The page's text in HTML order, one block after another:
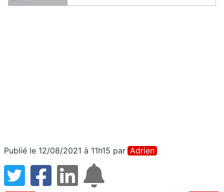
Publié le 12/08/2021 à 11h15 par Adrien